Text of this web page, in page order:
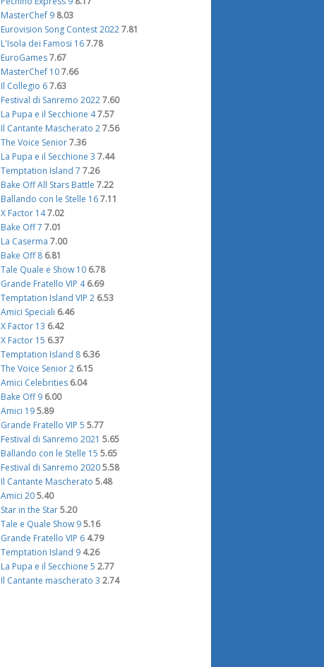
MasterChef 9 8.03
Eurovision Song Contest 2022 7.81
L'Isola dei Famosi 16 7.78
EuroGames 7.67
MasterChef 10 7.66
Il Collegio 6 7.63
Festival di Sanremo 2022 7.60
La Pupa e il Secchione 47.57
Il Cantante Mascherato 2 7.56
The Voice Senior 7.36
La Pupa e il Secchione 3 7.44
Temptation Island 7 7.26
Bake Off All Stars Battle 7.22
Ballando con le Stelle 16 7.11
X Factor 147.02
Bake Off 7 7.01
La Caserma 7.00
Bake Off 8 6.81
Tale Quale e Show 10 6.78
Grande Fratello VIP 4 6.69
Temptation Island VIP 2 6.53
Amici Speciali 6.46
X Factor 13 6.42
X Factor 15 6.37
Temptation Island 8 6.36
The Voice Senior 2 6.15
Amici Celebrities 6.04
Bake Off 9 6.00
Amici 19 5.89
Grande Fratello VIP 5 5.77
Festival di Sanremo 2021 5.65
Ballando con le Stelle 15 5.65
Festival di Sanremo 2020 5.58
Il Cantante Mascherato 5.48
Amici 20 5.40
Star in the Star 5.20
Tale e Quale Show 9 5.16
Grande Fratello VIP 6 4.79
Temptation Island 9 4.26
La Pupa e il Secchione 5 2.77
Il Cantante mascherato 3 2.74